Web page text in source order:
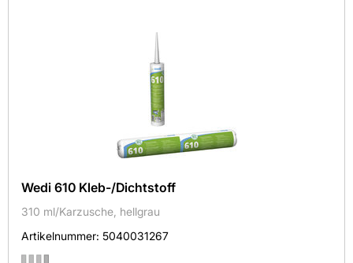
Wedi 610 Kleb-/Dichtstoff
310 ml/Karzusche, hellgrau
Artikelnummer: 5040031267